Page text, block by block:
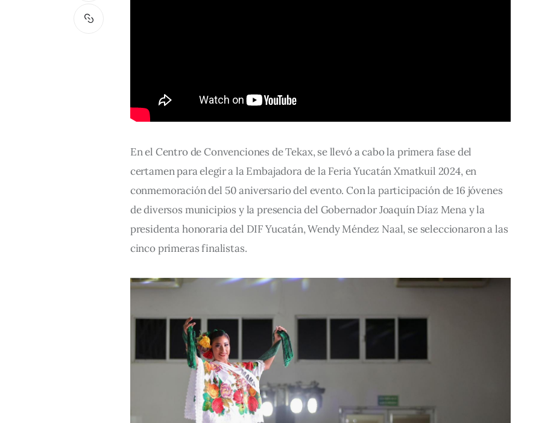
En el Centro de Convenciones de Tekax, se llevó a cabo la primera fase del
certamen para elegir a la Embajadora de la Feria Yucatán Xmatkuil 2024, en
conmemoración del 50 aniversario del evento. Con la participación de 16 jóvenes
de diversos municipios y la presencia del Gobernador Joaquín Díaz Mena y la
presidenta honoraria del DIF Yucatán, Wendy Méndez Naal, se seleccionaron a las
cinco primeras finalistas.